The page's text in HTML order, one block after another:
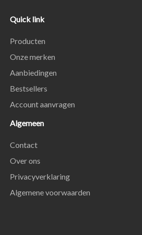
Quick link
Producten
Onze merken
Aanbiedingen
Bestsellers
Account aanvragen
Algemeen
Contact
Over ons
Privacyverklaring
Algemene voorwaarden